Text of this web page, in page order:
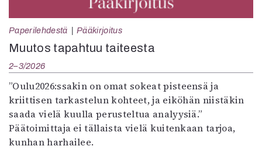
Paperilehdestä Pääkirjoitus
Muutos tapahtuu taiteesta
2–3/2026
”Oulu2026:ssakin on omat sokeat pisteensä ja
kriittisen tarkastelun kohteet, ja eiköhän niistäkin
saada vielä kuulla perusteltua analyysiä.”
Päätoimittaja ei tällaista vielä kuitenkaan tarjoa,
kunhan harhailee.